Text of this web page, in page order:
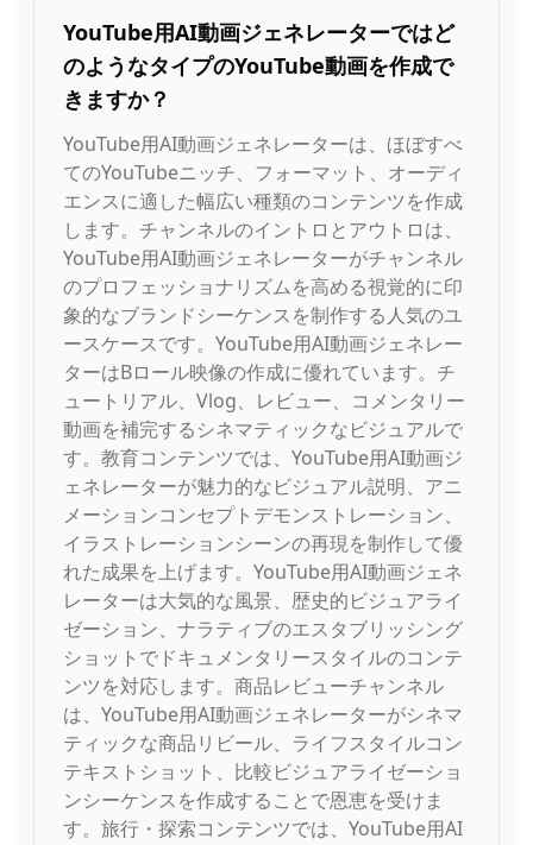
YouTube用AI動画ジェネレーターではど
のようなタイプのYouTube動画を作成で
きますか？
YouTube用AI動画ジェネレーターは、ほぼすべ
てのYouTubeニッチ、フォーマット、オーディ
エンスに適した幅広い種類のコンテンツを作成
します。チャンネルのイントロとアウトロは、
YouTube用AI動画ジェネレーターがチャンネル
のプロフェッショナリズムを高める視覚的に印
象的なブランドシーケンスを制作する人気のユ
ースケースです。YouTube用AI動画ジェネレー
ターはBロール映像の作成に優れています。チ
ュートリアル、Vlog、レビュー、コメンタリー
動画を補完するシネマティックなビジュアルで
す。教育コンテンツでは、YouTube用AI動画ジ
ェネレーターが魅力的なビジュアル説明、アニ
メーションコンセプトデモンストレーション、
イラストレーションシーンの再現を制作して優
れた成果を上げます。YouTube用AI動画ジェネ
レーターは大気的な風景、歴史的ビジュアライ
ゼーション、ナラティブのエスタブリッシング
ショットでドキュメンタリースタイルのコンテ
ンツを対応します。商品レビューチャンネル
は、YouTube用AI動画ジェネレーターがシネマ
ティックな商品リビール、ライフスタイルコン
テキストショット、比較ビジュアライゼーショ
ンシーケンスを作成することで恩恵を受けま
す。旅行・探索コンテンツでは、YouTube用AI